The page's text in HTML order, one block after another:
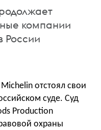
компании
России
отстоял свои
суде. Суд
Production
охраны